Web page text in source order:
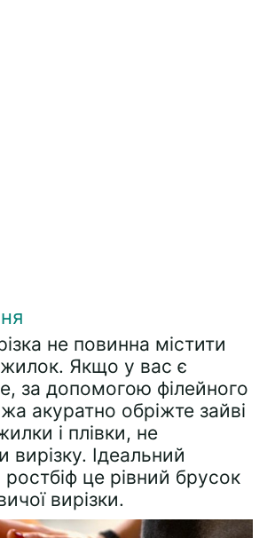
не повинна містити
Якщо у вас є
за допомогою філейного
акуратно обріжте зайві
і плівки, не
Ідеальний
ростбіф це рівний брусок
вирізки.